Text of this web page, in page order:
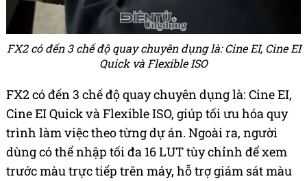
FX2 có đến 3 chế độ quay chuyên dụng là: Cine EI, Cine EI
Quick và Flexible ISO
FX2 có đến 3 chế độ quay chuyên dụng là: Cine EI,
Cine EI Quick và Flexible ISO, giúp tối ưu hóa quy
trình làm việc theo từng dự án. Ngoài ra, người
dùng có thể nhập tối đa 16 LUT tùy chỉnh để xem
trước màu trực tiếp trên máy, hỗ trợ giám sát màu